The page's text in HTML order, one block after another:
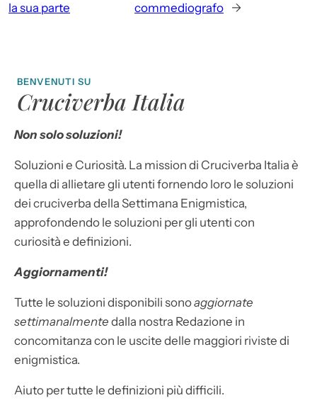
la sua parte
commediografo →
BENVENUTI SU
Cruciverba Italia
Non solo soluzioni!
Soluzioni e Curiosità. La mission di Cruciverba Italia è
quella di allietare gli utenti fornendo loro le soluzioni
dei cruciverba della Settimana Enigmistica,
approfondendo le soluzioni per gli utenti con
curiosità e definizioni.
Aggiornamenti!
Tutte le soluzioni disponibili sonoaggiornate
settimanalmente dalla nostra Redazione in
concomitanza con le uscite delle maggiori riviste di
enigmistica.
Aiuto per tutte le definizioni più difficili.